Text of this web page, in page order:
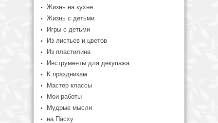
Жизнь на кухне
Жизнь с детьми
Игры с детьми
Из листьев и цветов
Из пластилина
Инструменты для декупажа
К праздникам
Мастер классы
Мои работы
Мудрые мысли
на Пасху